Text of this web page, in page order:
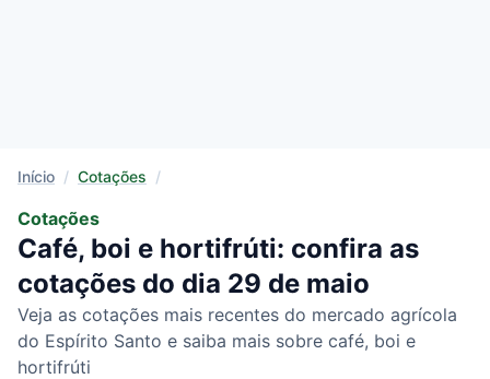
Início / Cotações /
Cotações
Café, boi e hortifrúti: confira as
cotações do dia 29 de maio
Veja as cotações mais recentes do mercado agrícola
do Espírito Santo e saiba mais sobre café, boi e
hortifrúti